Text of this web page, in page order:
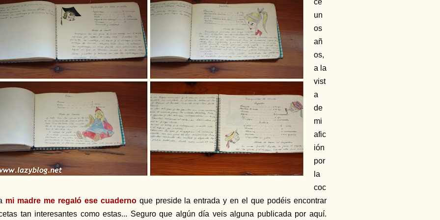
ce
un
os
añ
os,
a la
vist
a
de
mi
afic
ión
por
la
coc
mi madre me regaló ese cuadernoque preside la entrada y en el que podéis encontrar
tan interesantes como estas... Seguro que algún día veis alguna publicada por aquí.